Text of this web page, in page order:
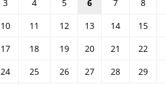
3
4 5 6 7 8
10
11 12 13 14 15
17
18 19 20 21 22
24
25 26 27 28 29